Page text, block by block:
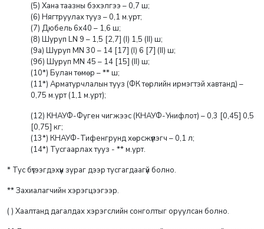
(5) Хана таазны бэхэлгээ – 0,7 ш;
(6) Нягтруулах тууз – 0,1 м.урт;
(7) Дюбель 6х40 – 1,6 ш;
(8) Шуруп LN 9 – 1,5 [2,7] (I) 1,5 (II) ш;
(9а) Шуруп MN 30 – 14 [17] (I) 6 [7] (II) ш;
(9б) Шуруп MN 45 – 14 [15] (II) ш;
(10*) Булан төмөр – ** ш;
(11*) Арматурчлалын тууз (ФК төрлийн ирмэгтэй хавтанд) –
0,75 м.урт (1,1 м.урт);
(12) КНАУФ-Фуген чигжээс (КНАУФ-Унифлот) – 0,3 [0,45] 0,5
[0,75] кг;
(13*) КНАУФ-Тифенгрунд хөрсжүүлэгч – 0,1 л;
(14*) Тусгаарлах тууз - ** м.урт.
* Тус бүтээгдэхүүн зураг дээр тусгагдаагүй болно.
** Захиалагчийн хэрэгцээгээр.
( ) Хаалтанд дагалдах хэрэгслийн сонголтыг оруулсан болно.